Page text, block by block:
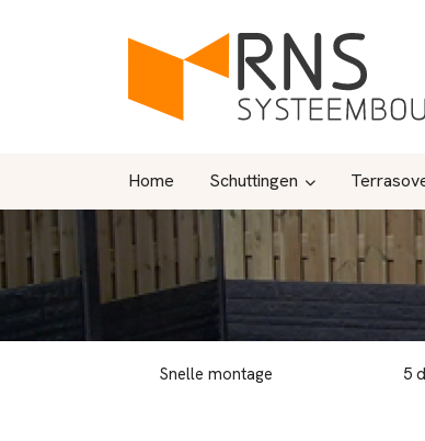
Home Schuttingen
Snelle montage 5